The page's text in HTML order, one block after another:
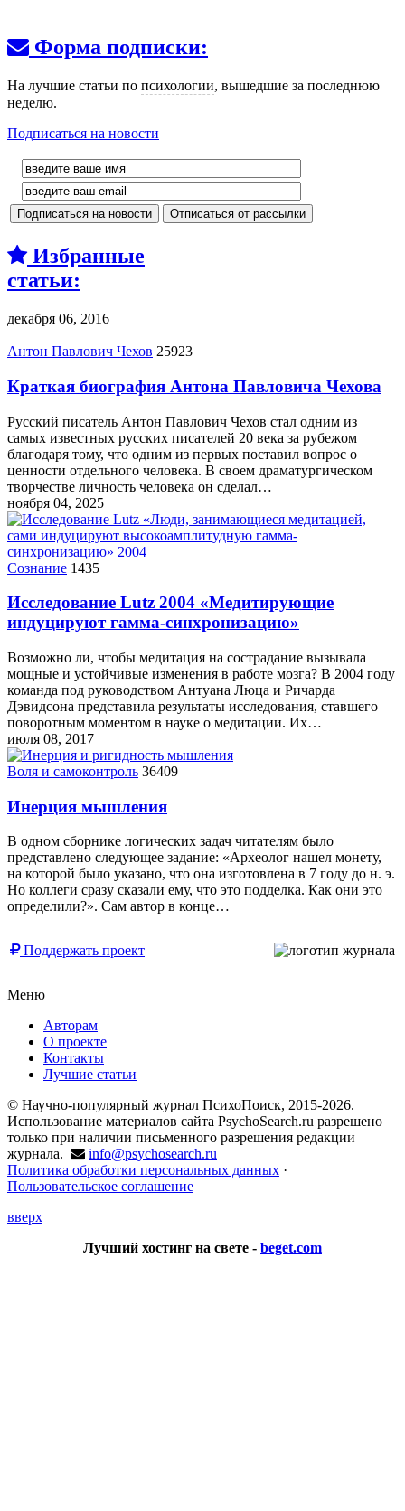
Форма подписки:
На лучшие статьи по психологии, вышедшие за последнюю
неделю.
Подписаться на новости
Избранные
статьи:
декабря 06, 2016
Антон Павлович Чехов 25923
Краткая биография Антона Павловича Чехова
Русский писатель Антон Павлович Чехов стал одним из
самых известных русских писателей 20 века за рубежом
благодаря тому, что одним из первых поставил вопрос о
ценности отдельного человека. В своем драматургическом
творчестве личность человека он сделал…
ноября 04, 2025
Сознание 1435
Исследование Lutz 2004 «Медитирующие
индуцируют гамма-синхронизацию»
Возможно ли, чтобы медитация на сострадание вызывала
мощные и устойчивые изменения в работе мозга? В 2004 году
команда под руководством Антуана Люца и Ричарда
Дэвидсона представила результаты исследования, ставшего
поворотным моментом в науке о медитации. Их…
июля 08, 2017
Воля и самоконтроль 36409
Инерция мышления
В одном сборнике логических задач читателям было
представлено следующее задание: «Археолог нашел монету,
на которой было указано, что она изготовлена в 7 году до н. э.
Но коллеги сразу сказали ему, что это подделка. Как они это
определили?». Сам автор в конце…
Поддержать проект
Меню
Авторам
О проекте
Контакты
Лучшие статьи
© Научно-популярный журнал ПсихоПоиск, 2015-2026.
Использование материалов сайта PsychoSearch.ru разрешено
только при наличии письменного разрешения редакции
журнала.
info@psychosearch.ru
Политика обработки персональных данных ·
Пользовательское соглашение
вверх
Лучший хостинг на свете - beget.com